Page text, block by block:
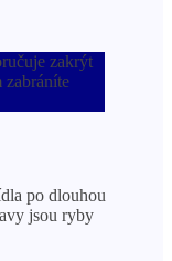
zakrýt
po dlouhou
jsou ryby